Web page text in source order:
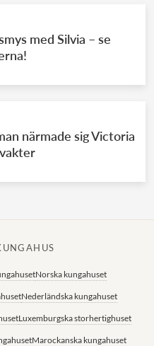
med Silvia – se
närmade sig Victoria
Norska kungahuset
Nederländska kungahuset
Luxemburgska storhertighuset
Marockanska kungahuset